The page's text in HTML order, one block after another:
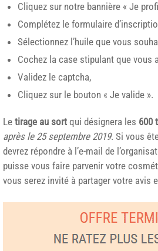
Cliquez sur notre bannière « Je
Complétez le formulaire
Sélectionnez l’huile que vous
Cochez la case stipulant que vous
Validez le captcha,
Cliquez sur le bouton « Je valide ».
Le tirage au sort qui désignera les 600
après le 25 septembre 2019. Si vous
devrez répondre à l’e-mail de
puisse vous faire parvenir votre
vous serez invité à partager votre avis